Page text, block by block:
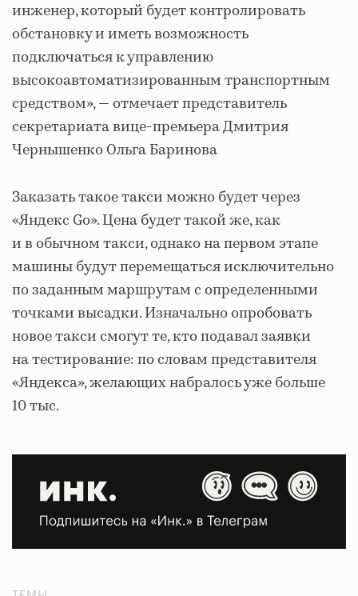
инженер, который будет контролировать
обстановку и иметь возможность
подключаться к управлению
высокоавтоматизированным транспортным
средством», — отмечает представитель
секретариата вице-премьера Дмитрия
Чернышенко Ольга Баринова
Заказать такое такси можно будет через
«Яндекс Go». Цена будет такой же, как
и в обычном такси, однако на первом этапе
машины будут перемещаться исключительно
по заданным маршрутам с определенными
точками высадки. Изначально опробовать
новое такси смогут те, кто подавал заявки
на тестирование: по словам представителя
«Яндекса», желающих набралось уже больше
10 тыс.